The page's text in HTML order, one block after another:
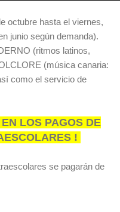
octubre hasta el viernes,
junio según demanda).
(ritmos latinos,
(música canaria:
como el servicio de
LOS PAGOS DE
!
se pagarán de